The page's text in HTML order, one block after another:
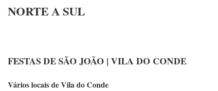
NORTE A SUL
FESTAS DE SÃO JOÃO | VILA DO CONDE
Vários locais de Vila do Conde